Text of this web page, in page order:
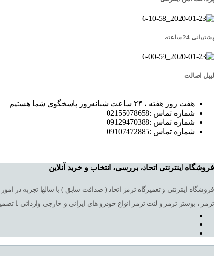
پشتیبانی 24 ساعته
لیبل اصالت
هفت روز هفته ، ۲۴ ساعت شبانه‌روز پاسخگوی شما هستیم
شماره تماس :02155078658|
شماره تماس :09129470388|
شماره تماس :09107472885|
فروشگاه اینترنتی اتحاد، بررسی، انتخاب و خرید آنلاین
ترمز ، بوستر ترمز و لنت ترمز انواع خودرو های ایرانی و خارجی وارداتی با